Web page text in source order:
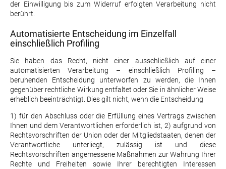
der Einwilligung bis zum Widerruf erfolgten Verarbeitung nicht
berührt.
Automatisierte Entscheidung im Einzelfall
einschließlich Profiling
Sie haben das Recht, nicht einer ausschließlich auf einer
automatisierten Verarbeitung – einschließlich Profiling –
beruhenden Entscheidung unterworfen zu werden, die Ihnen
gegenüber rechtliche Wirkung entfaltet oder Sie in ähnlicher Weise
erheblich beeinträchtigt. Dies gilt nicht, wenn die Entscheidung
1) für den Abschluss oder die Erfüllung eines Vertrags zwischen
Ihnen und dem Verantwortlichen erforderlich ist, 2) aufgrund von
Rechtsvorschriften der Union oder der Mitgliedstaaten, denen der
Verantwortliche unterliegt, zulässig ist und diese
Rechtsvorschriften angemessene Maßnahmen zur Wahrung Ihrer
Rechte und Freiheiten sowie Ihrer berechtigten Interessen